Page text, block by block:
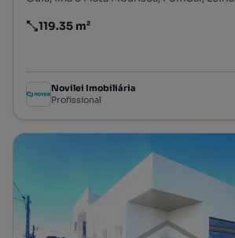
Preço por metro quadrado
119.35 m²
Novilei Imobiliária
Profissional